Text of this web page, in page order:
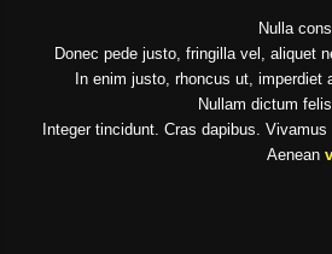
Nulla
Donec pede justo, fringilla vel, aliquet
In enim justo, rhoncus ut, imperdiet
Nullam dictum
Integer tincidunt. Cras dapibus. Vivamus
Aenean